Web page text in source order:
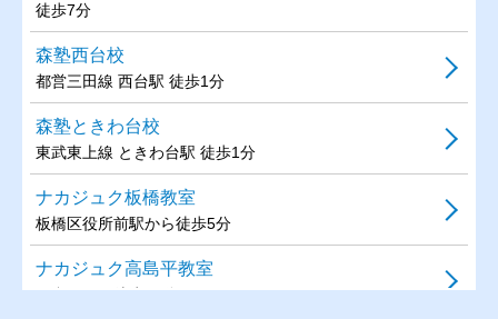
徒歩7分
森塾西台校
都営三田線 西台駅 徒歩1分
森塾ときわ台校
東武東上線 ときわ台駅 徒歩1分
ナカジュク板橋教室
板橋区役所前駅から徒歩5分
ナカジュク高島平教室
西台駅から徒歩10分